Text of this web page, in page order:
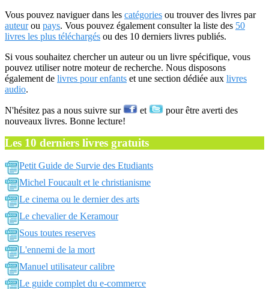
Vous pouvez naviguer dans les catégories ou trouver des livres par
auteurou pays. Vous pouvez également consulter la liste des 50
livres les plus téléchargés ou des 10 derniers livres publiés.
Si vous souhaitez chercher un auteur ou un livre spécifique, vous
pouvez utiliser notre moteur de recherche. Nous disposons
également de livres pour enfants et une section dédiée aux livres
audio.
N'hésitez pas a nous suivre sur et
pour être averti des
nouveaux livres. Bonne lecture!
Les 10 derniers livres gratuits
Petit Guide de Survie des Etudiants
Michel Foucault et le christianisme
Le cinema ou le dernier des arts
Le chevalier de Keramour
Sous toutes reserves
L'ennemi de la mort
Manuel utilisateur calibre
Le guide complet du e-commerce